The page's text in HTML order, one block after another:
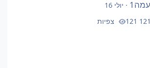
· יולי 16
121 צפיות